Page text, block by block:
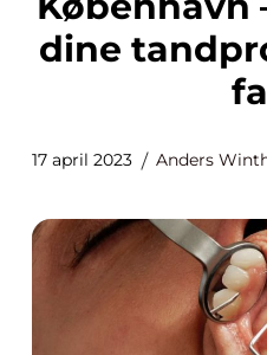
dine
17 april 2023 Anders